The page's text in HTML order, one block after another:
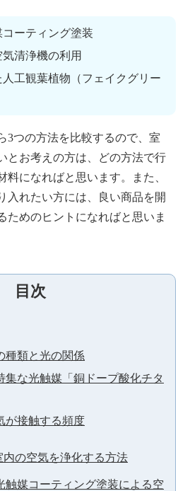
ーティング塗装
清浄機の利用
工観葉植物（フェイクグリー
3つの方法を比較するので、室
とお考えの方は、どの方法で行
料になればと思います。また、
入れたい方には、良い商品を開
ためのヒントになればと思いま
目次
種類と光の関係
集な光触媒「銅ドープ酸化チタ
が接触する頻度
の空気を浄化する方法
触媒コーティング塗装による空